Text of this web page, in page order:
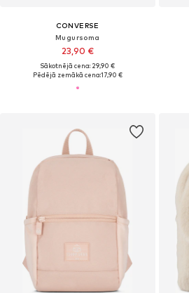
CONVERSE
Mugursoma
23,90 €
Sākotnējā cena: 29,90 €
Pēdējā zemākā cena:17,90 €